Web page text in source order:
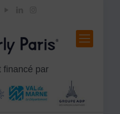
financé par